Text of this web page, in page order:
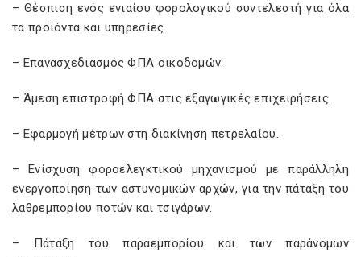
– Θέσπιση ενός ενιαίου φορολογικού συντελεστή για όλα
τα προϊόντα και υπηρεσίες.
– Επανασχεδιασμός ΦΠΑ οικοδομών.
– Άμεση επιστροφή ΦΠΑ στις εξαγωγικές επιχειρήσεις.
– Εφαρμογή μέτρων στη διακίνηση πετρελαίου.
– Ενίσχυση φοροελεγκτικού μηχανισμού με παράλληλη
ενεργοποίηση των αστυνομικών αρχών, για την πάταξη του
λαθρεμπορίου ποτών και τσιγάρων.
– Πάταξη του παραεμπορίου και των παράνομων